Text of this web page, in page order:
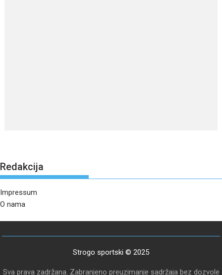
Redakcija
Impressum
O nama
Strogo sportski © 2025
Sva prava zadržana. Zabranjeno preuzimanje sadržaja bez dozvole